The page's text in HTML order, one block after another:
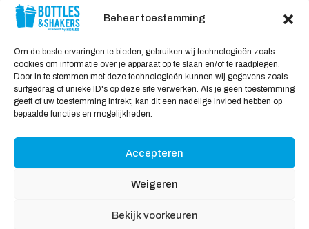
Beheer toestemming
Om de beste ervaringen te bieden, gebruiken wij technologieën zoals
cookies om informatie over je apparaat op te slaan en/of te raadplegen.
Door in te stemmen met deze technologieën kunnen wij gegevens zoals
surfgedrag of unieke ID's op deze site verwerken. Als je geen toestemming
geeft of uw toestemming intrekt, kan dit een nadelige invloed hebben op
bepaalde functies en mogelijkheden.
Accepteren
Weigeren
Bekijk voorkeuren
Contact
Levering & Retourneren
Veilig Shoppen
My account
Winkelwagen